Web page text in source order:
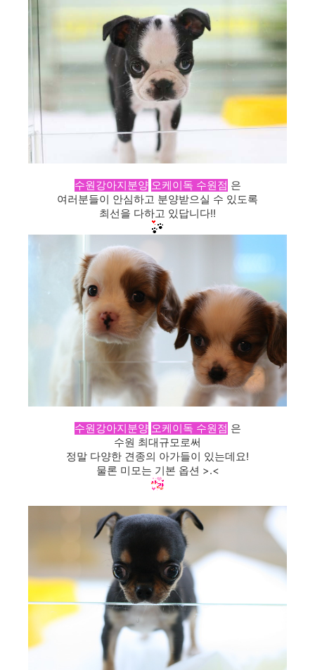
수원강아지분양 오케이독 수원점 은
여러분들이 안심하고 분양받으실 수 있도록
최선을 다하고 있답니다!!
수원강아지분양 오케이독 수원점 은
수원 최대규모로써
정말 다양한 견종의 아가들이 있는데요!
물론 미모는 기본 옵션 >.<